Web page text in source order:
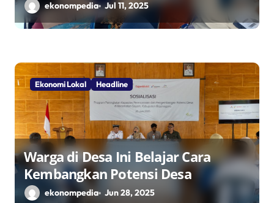
Penggerak Ekonomi Lokal Melalui
TPID
ekonompedia Jul 11, 2025
Ekonomi Lokal Headline
Warga di Desa Ini Belajar Cara
Kembangkan Potensi Desa
ekonompedia Jun 28, 2025